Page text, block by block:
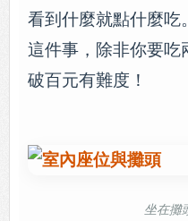
看到什麼就點什麼吃
這件事，除非你要吃
破百元有難度！
坐在攤